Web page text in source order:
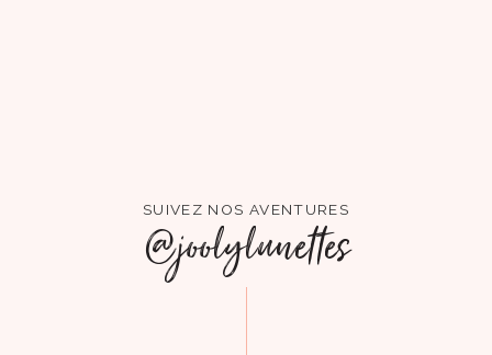
@joolylunettes
SUIVEZ NOS AVENTURES